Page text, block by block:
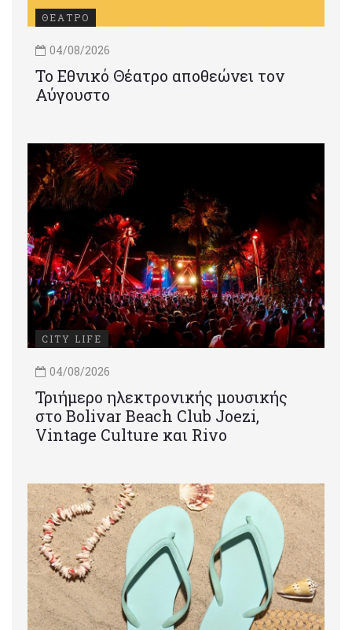
ΘΕΑΤΡΟ
04/08/2026
Το Εθνικό Θέατρο αποθεώνει τον
Αύγουστο
CITY LIFE
04/08/2026
Τριήμερο ηλεκτρονικής μουσικής
στο Bolivar Beach Club Joezi,
Vintage Culture και Rivo